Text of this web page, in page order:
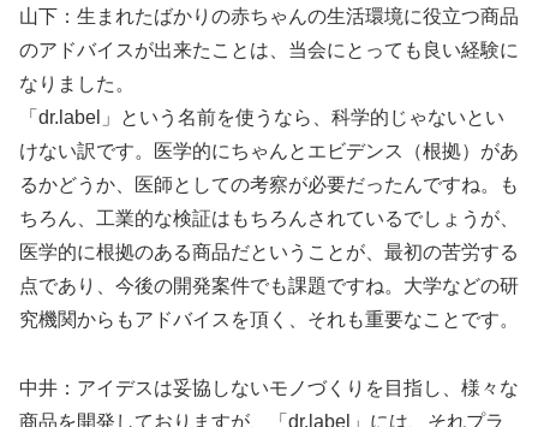
山下：生まれたばかりの赤ちゃんの生活環境に役立つ商品
のアドバイスが出来たことは、当会にとっても良い経験に
なりました。
「dr.label」という名前を使うなら、科学的じゃないとい
けない訳です。医学的にちゃんとエビデンス（根拠）があ
るかどうか、医師としての考察が必要だったんですね。も
ちろん、工業的な検証はもちろんされているでしょうが、
医学的に根拠のある商品だということが、最初の苦労する
点であり、今後の開発案件でも課題ですね。大学などの研
究機関からもアドバイスを頂く、それも重要なことです。
中井：アイデスは妥協しないモノづくりを目指し、様々な
商品を開発しておりますが、「dr.label」には、それプラ